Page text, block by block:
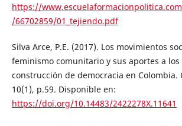
https://
/66702859/01_tejiendo.pdf
Silva Arce, P.E. (2017). Los movimientos
feminismo comunitario y sus aportes a los
construcción de democracia en Colombia.
10(1), p.59. Disponible en:
https://doi.org/10.14483/2422278X.11641